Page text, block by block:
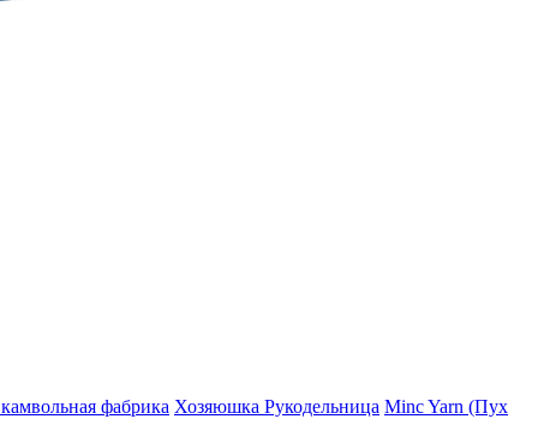
фабрика Хозяюшка Рукодельница Minc Yarn (Пух